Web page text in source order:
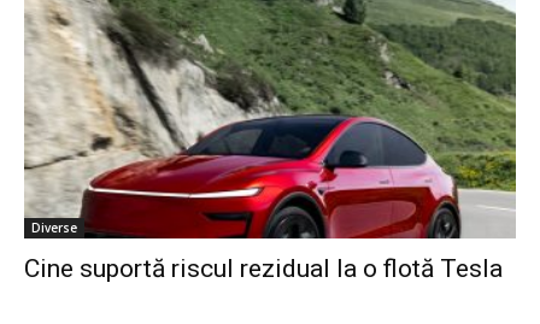
Diverse
Cine suportă riscul rezidual la o flotă Tesla